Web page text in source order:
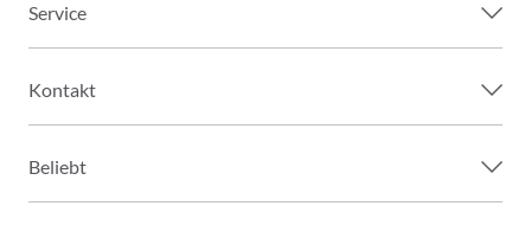
Service
Kontakt
Beliebt